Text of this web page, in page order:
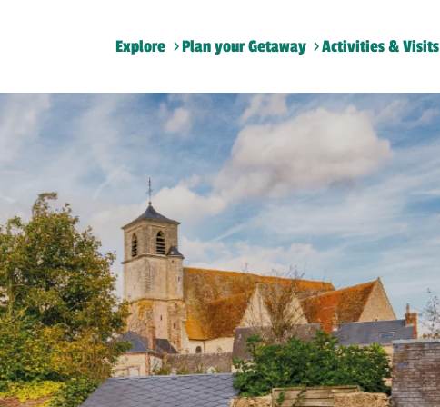
Explore Plan your Getaway Activities & Visits